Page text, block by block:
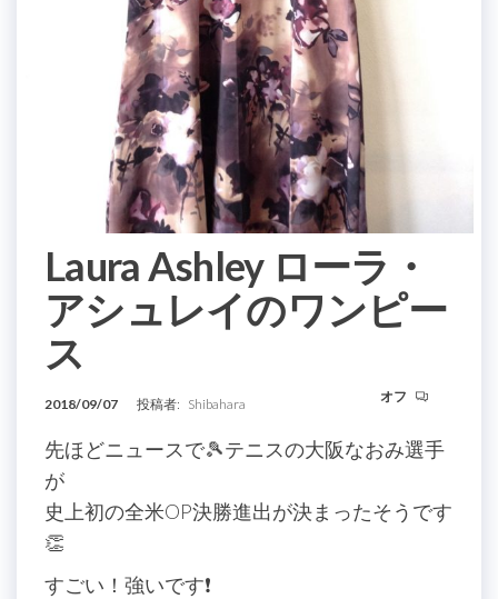
Laura Ashley ローラ・
アシュレイのワンピー
ス
2018/09/07 投稿者: Shibahara オフ
先ほどニュースで🎾テニスの大阪なおみ選手
が
史上初の全米OP決勝進出が決まったそうです
👏
すごい！強いです❗️